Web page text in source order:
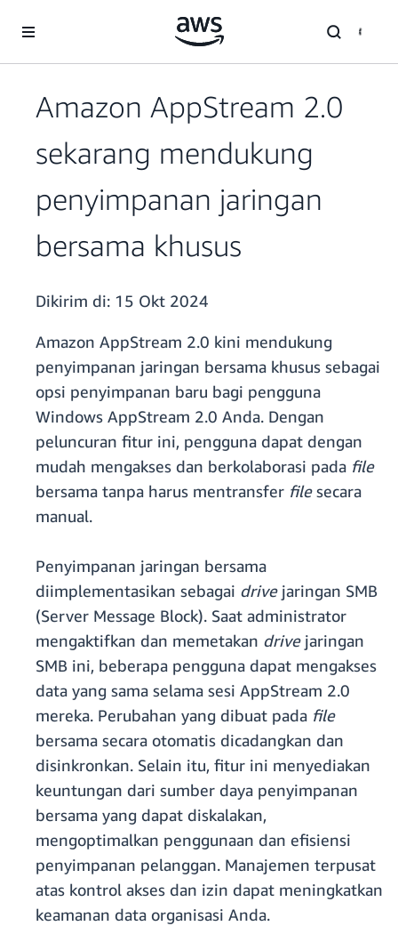
Amazon AppStream 2.0
sekarang mendukung
penyimpanan jaringan
bersama khusus
Dikirim di: 15 Okt 2024
Amazon AppStream 2.0 kini mendukung
penyimpanan jaringan bersama khusus sebagai
opsi penyimpanan baru bagi pengguna
Windows AppStream 2.0 Anda. Dengan
peluncuran fitur ini, pengguna dapat dengan
mudah mengakses dan berkolaborasi pada file
bersama tanpa harus mentransfer filesecara
manual.
Penyimpanan jaringan bersama
diimplementasikan sebagai drivejaringan SMB
(Server Message Block). Saat administrator
mengaktifkan dan memetakan drivejaringan
SMB ini, beberapa pengguna dapat mengakses
data yang sama selama sesi AppStream 2.0
mereka. Perubahan yang dibuat pada file
bersama secara otomatis dicadangkan dan
disinkronkan. Selain itu, fitur ini menyediakan
keuntungan dari sumber daya penyimpanan
bersama yang dapat diskalakan,
mengoptimalkan penggunaan dan efisiensi
penyimpanan pelanggan. Manajemen terpusat
atas kontrol akses dan izin dapat meningkatkan
keamanan data organisasi Anda.